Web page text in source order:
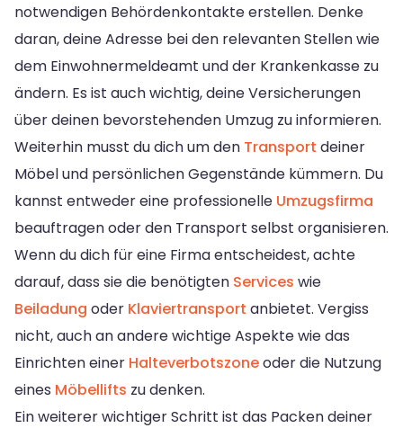
notwendigen Behördenkontakte erstellen. Denke
daran, deine Adresse bei den relevanten Stellen wie
dem Einwohnermeldeamt und der Krankenkasse zu
ändern. Es ist auch wichtig, deine Versicherungen
über deinen bevorstehenden Umzug zu informieren.
Weiterhin musst du dich um den Transport deiner
Möbel und persönlichen Gegenstände kümmern. Du
kannst entweder eine professionelle Umzugsfirma
beauftragen oder den Transport selbst organisieren.
Wenn du dich für eine Firma entscheidest, achte
darauf, dass sie die benötigten Services wie
Beiladung oder Klaviertransport anbietet. Vergiss
nicht, auch an andere wichtige Aspekte wie das
Einrichten einer Halteverbotszoneoder die Nutzung
eines Möbellifts zu denken.
Ein weiterer wichtiger Schritt ist das Packen deiner